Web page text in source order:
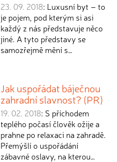
23. 09. 2018: Luxusní byt – to
je pojem, pod kterým si asi
každý z nás představuje něco
jiné. A tyto představy se
samozřejmě mění s…
Jak uspořádat báječnou
zahradní slavnost? (PR)
19. 02. 2018: S příchodem
teplého počasí člověk ožije a
prahne po relaxaci na zahradě.
Přemýšlí o uspořádání
zábavné oslavy, na kterou…